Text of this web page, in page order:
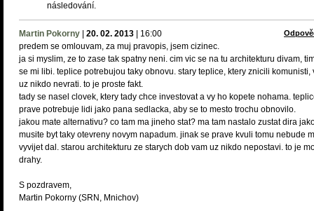
následování.
Martin Pokorny 20. 02. 2013 16:00
predem se omlouvam, za muj pravopis, jsem cizinec.
ja si myslim, ze to zase tak spatny neni. cim vic se na tu architekturu divam,
se mi libi. teplice potrebujou taky obnovu. stary teplice, ktery znicili komunisti,
uz nikdo nevrati. to je proste fakt.
tady se nasel clovek, ktery tady chce investovat a vy ho kopete nohama.
prave potrebuje lidi jako pana sedlacka, aby se to mesto trochu obnovilo.
jakou mate alternativu? co tam ma jineho stat? ma tam nastalo zustat dira
musite byt taky otevreny novym napadum. jinak se prave kvuli tomu nebude
vyvijet dal. starou architekturu ze starych dob vam uz nikdo nepostavi. to je
drahy.
S pozdravem,
Martin Pokorny (SRN, Mnichov)